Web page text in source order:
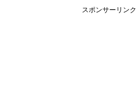
スポンサーリンク